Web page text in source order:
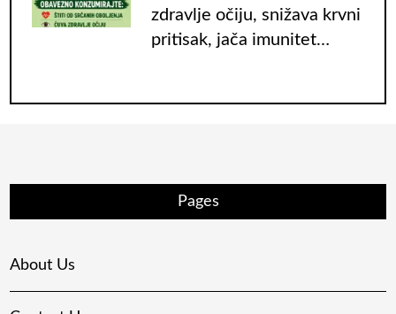
zdravlje očiju, snižava krvni
pritisak, jača imunitet…
Pages
About Us